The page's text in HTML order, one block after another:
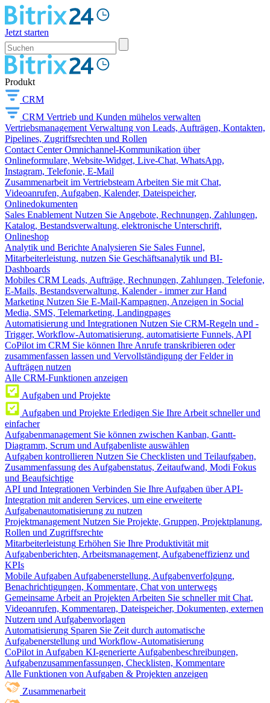
Jetzt starten
Produkt
CRM
CRM Vertrieb und Kunden mühelos verwalten
Vertriebsmanagement Verwaltung von Leads, Aufträgen, Kontakten,
Pipelines, Zugriffsrechten und Rollen
Contact Center Omnichannel-Kommunikation über
Onlineformulare, Website-Widget, Live-Chat, WhatsApp,
Instagram, Telefonie, E-Mail
Zusammenarbeit im Vertriebsteam Arbeiten Sie mit Chat,
Videoanrufen, Aufgaben, Kalender, Dateispeicher,
Onlinedokumenten
Sales Enablement Nutzen Sie Angebote, Rechnungen, Zahlungen,
Katalog, Bestandsverwaltung, elektronische Unterschrift,
Onlineshop
Analytik und Berichte Analysieren Sie Sales Funnel,
Mitarbeiterleistung, nutzen Sie Geschäftsanalytik und BI-
Dashboards
Mobiles CRM Leads, Aufträge, Rechnungen, Zahlungen, Telefonie,
E-Mails, Bestandsverwaltung, Kalender - immer zur Hand
Marketing Nutzen Sie E-Mail-Kampagnen, Anzeigen in Social
Media, SMS, Telemarketing, Landingpages
Automatisierung und Integrationen Nutzen Sie CRM-Regeln und -
Trigger, Workflow-Automatisierung, automatisierte Funnels, API
CoPilot im CRM Sie können Ihre Anrufe transkribieren oder
zusammenfassen lassen und Vervollständigung der Felder in
Aufträgen nutzen
Alle CRM-Funktionen anzeigen
Aufgaben und Projekte
Aufgaben und Projekte Erledigen Sie Ihre Arbeit schneller und
einfacher
Aufgabenmanagement Sie können zwischen Kanban, Gantt-
Diagramm, Scrum und Aufgabenliste auswählen
Aufgaben kontrollieren Nutzen Sie Checklisten und Teilaufgaben,
Zusammenfassung des Aufgabenstatus, Zeitaufwand, Modi Fokus
und Beaufsichtige
API und Integrationen Verbinden Sie Ihre Aufgaben über API-
Integration mit anderen Services, um eine erweiterte
Aufgabenautomatisierung zu nutzen
Projektmanagement Nutzen Sie Projekte, Gruppen, Projektplanung,
Rollen und Zugriffsrechte
Mitarbeiterleistung Erhöhen Sie Ihre Produktivität mit
Aufgabenberichten, Arbeitsmanagement, Aufgabeneffizienz und
KPIs
Mobile Aufgaben Aufgabenerstellung, Aufgabenverfolgung,
Benachrichtigungen, Kommentare, Chat von unterwegs
Gemeinsame Arbeit an Projekten Arbeiten Sie schneller mit Chat,
Videoanrufen, Kommentaren, Dateispeicher, Dokumenten, externen
Nutzern und Aufgabenvorlagen
Automatisierung Sparen Sie Zeit durch automatische
Aufgabenerstellung und Workflow-Automatisierung
CoPilot in Aufgaben KI-generierte Aufgabenbeschreibungen,
Aufgabenzusammenfassungen, Checklisten, Kommentare
Alle Funktionen von Aufgaben & Projekten anzeigen
Zusammenarbeit